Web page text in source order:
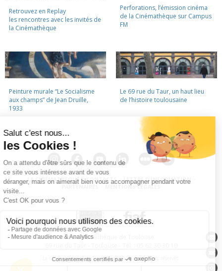
Retrouvez en Replay
les rencontres avec les invités de
la Cinémathèque
Perforations, l’émission cinéma
de la Cinémathèque sur Campus
FM
Peinture murale “Le Socialisme
aux champs” de Jean Druille,
1933
Le 69 rue du Taur, un haut lieu
de l’histoire toulousaine
LA CINÉMATHÈQUE · CONTACTS · LETTRE D'INFORMATION
PARTENAIRES · MENTIONS LÉGALES
La Cinémathèque de Toulouse
La Cinémathèque de Toulouse © 2015. Tous droits réservés.